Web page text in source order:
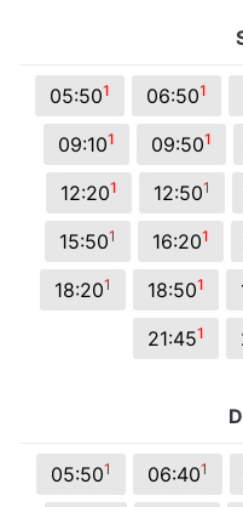
05:501 06:501
09:101 09:501
12:201 12:501
15:501 16:201
18:201 18:501
21:451
05:501 06:401